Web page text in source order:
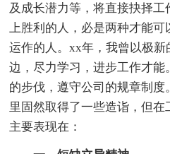
及成长潜力等，将直接抉择
上胜利的人，必是两种才能
运作的人。xx年，我曾以极
边，尽力学习，进步工作才
的步伐，遵守公司的规章制度
里固然取得了一些造诣，但
主要表现在：